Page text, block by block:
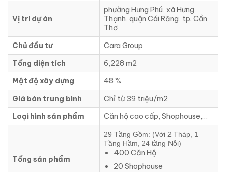
Vị trí dự án
phường Hưng Phú, xã Hưng
Thạnh, quận Cái Răng, tp. Cần
Thơ
Chủ đầu tư
Cara Group
Tổng diện tích
6,228 m2
Mật độ xây dựng
48 %
Giá bán trung bình
Chỉ từ 39 triệu/m2
Loại hình sản phẩm
Căn hộ cao cấp, Shophouse,…
Tổng sản phẩm
29 Tầng Gồm: (Với 2 Tháp, 1
Tầng Hầm, 24 tầng Nỗi)
400 Căn Hộ
20 Shophouse